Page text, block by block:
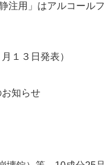
注用」はアルコールフ
１３日発表）
知らせ